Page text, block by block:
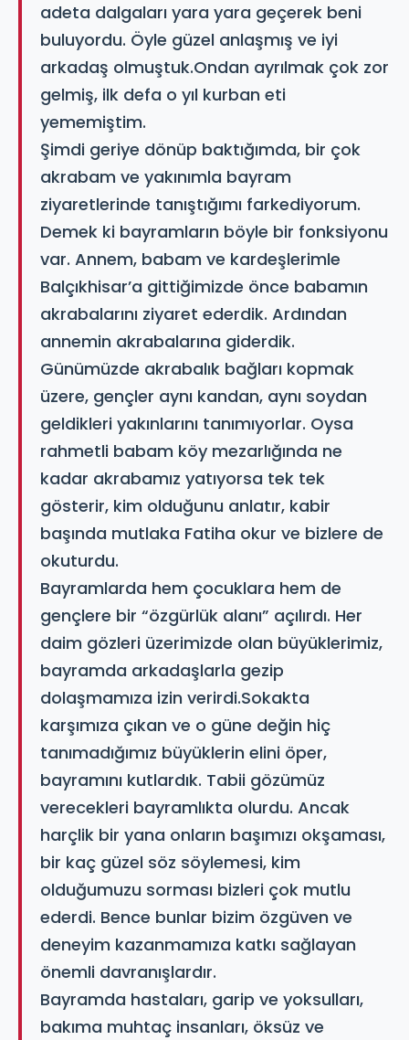
adeta dalgaları yara yara geçerek beni
buluyordu. Öyle güzel anlaşmış ve iyi
arkadaş olmuştuk.Ondan ayrılmak çok zor
gelmiş, ilk defa o yıl kurban eti
yememiştim.
Şimdi geriye dönüp baktığımda, bir çok
akrabam ve yakınımla bayram
ziyaretlerinde tanıştığımı farkediyorum.
Demek ki bayramların böyle bir fonksiyonu
var. Annem, babam ve kardeşlerimle
Balçıkhisar’a gittiğimizde önce babamın
akrabalarını ziyaret ederdik. Ardından
annemin akrabalarına giderdik.
Günümüzde akrabalık bağları kopmak
üzere, gençler aynı kandan, aynı soydan
geldikleri yakınlarını tanımıyorlar. Oysa
rahmetli babam köy mezarlığında ne
kadar akrabamız yatıyorsa tek tek
gösterir, kim olduğunu anlatır, kabir
başında mutlaka Fatiha okur ve bizlere de
okuturdu.
Bayramlarda hem çocuklara hem de
gençlere bir “özgürlük alanı” açılırdı. Her
daim gözleri üzerimizde olan büyüklerimiz,
bayramda arkadaşlarla gezip
dolaşmamıza izin verirdi.Sokakta
karşımıza çıkan ve o güne değin hiç
tanımadığımız büyüklerin elini öper,
bayramını kutlardık. Tabii gözümüz
verecekleri bayramlıkta olurdu. Ancak
harçlik bir yana onların başımızı okşaması,
bir kaç güzel söz söylemesi, kim
olduğumuzu sorması bizleri çok mutlu
ederdi. Bence bunlar bizim özgüven ve
deneyim kazanmamıza katkı sağlayan
önemli davranışlardır.
Bayramda hastaları, garip ve yoksulları,
bakıma muhtaç insanları, öksüz ve